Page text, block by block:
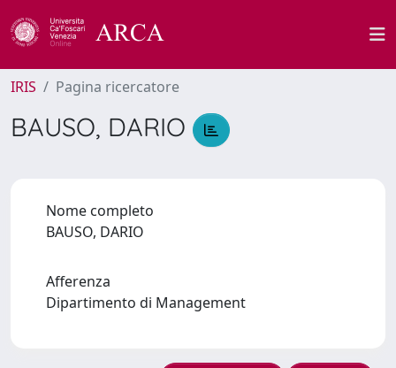
IRIS Pagina ricercatore
BAUSO, DARIO
Nome completo
BAUSO, DARIO
Afferenza
Dipartimento di Management